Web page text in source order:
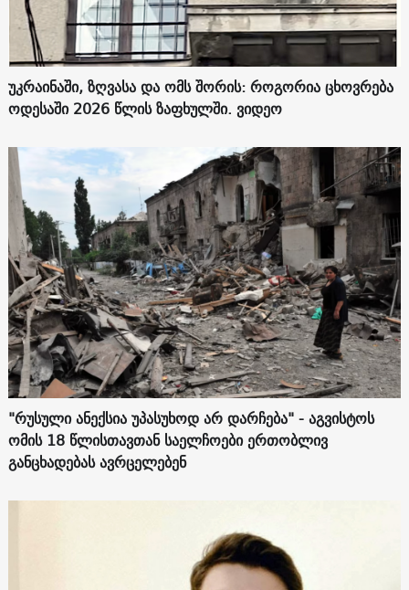
უკრაინაში, ზღვასა და ომს შორის: როგორია ცხოვრება
ოდესაში 2026 წლის ზაფხულში. ვიდეო
"რუსული ანექსია უპასუხოდ არ დარჩება" - აგვისტოს
ომის 18 წლისთავთან საელჩოები ერთობლივ
განცხადებას ავრცელებენ